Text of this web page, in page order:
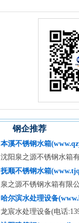
钢企推荐
本溪不锈钢水箱
沈阳泉之源不锈钢水箱
抚顺不锈钢水箱
泉之源不锈钢水箱有限
哈尔滨水处理设备
龙宸水处理设备(电话